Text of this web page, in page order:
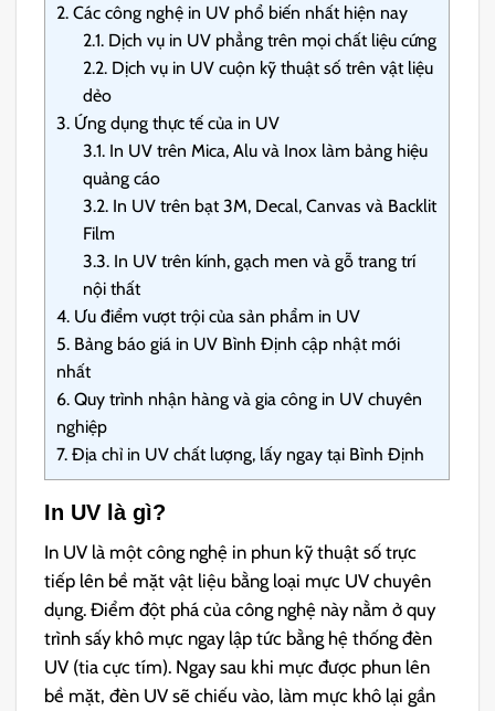
2. Các công nghệ in UV phổ biến nhất hiện nay
2.1. Dịch vụ in UV phẳng trên mọi chất liệu cứng
2.2. Dịch vụ in UV cuộn kỹ thuật số trên vật liệu
dẻo
3. Ứng dụng thực tế của in UV
3.1. In UV trên Mica, Alu và Inox làm bảng hiệu
quảng cáo
3.2. In UV trên bạt 3M, Decal, Canvas và Backlit
Film
3.3. In UV trên kính, gạch men và gỗ trang trí
nội thất
4. Ưu điểm vượt trội của sản phẩm in UV
5. Bảng báo giá in UV Bình Định cập nhật mới
nhất
6. Quy trình nhận hàng và gia công in UV chuyên
nghiệp
7. Địa chỉ in UV chất lượng, lấy ngay tại Bình Định
In UV là gì?
In UV là một công nghệ in phun kỹ thuật số trực
tiếp lên bề mặt vật liệu bằng loại mực UV chuyên
dụng. Điểm đột phá của công nghệ này nằm ở quy
trình sấy khô mực ngay lập tức bằng hệ thống đèn
UV (tia cực tím). Ngay sau khi mực được phun lên
bề mặt, đèn UV sẽ chiếu vào, làm mực khô lại gần